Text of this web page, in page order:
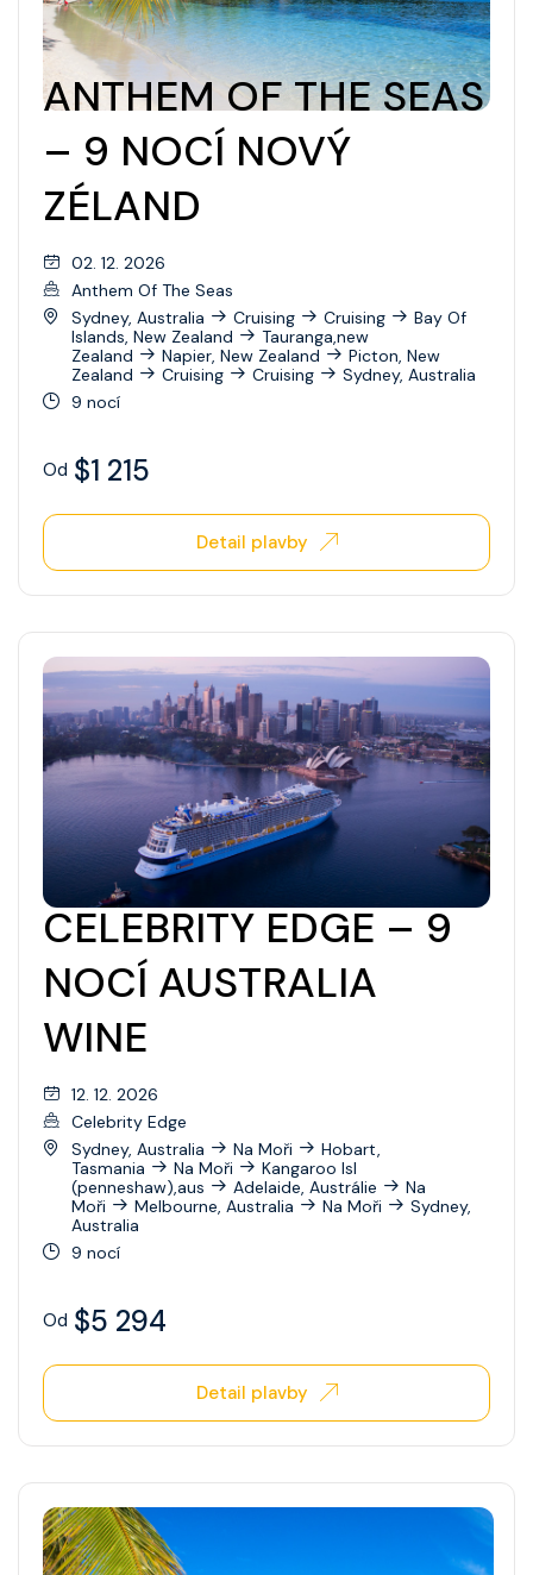
ANTHEM OF THE SEAS
– 9 NOCÍ NOVÝ
ZÉLAND
02. 12. 2026
Anthem Of The Seas
Sydney, Australia
Cruising Cruising
Bay Of
Islands, New Zealand
Tauranga,new
Zealand
Napier, New Zealand
Picton, New
Zealand
Cruising Cruising
Sydney, Australia
9 nocí
Od $1 215
Detail plavby
CELEBRITY EDGE – 9
NOCÍ AUSTRALIA
WINE
12. 12. 2026
Celebrity Edge
Sydney, Australia
Na Moři
Hobart,
Tasmania
Na Moři
Kangaroo Isl
(penneshaw),aus
Adelaide, Austrálie
Na
Moři
Melbourne, Australia Na Moři
Sydney,
Australia
9 nocí
Od $5 294
Detail plavby